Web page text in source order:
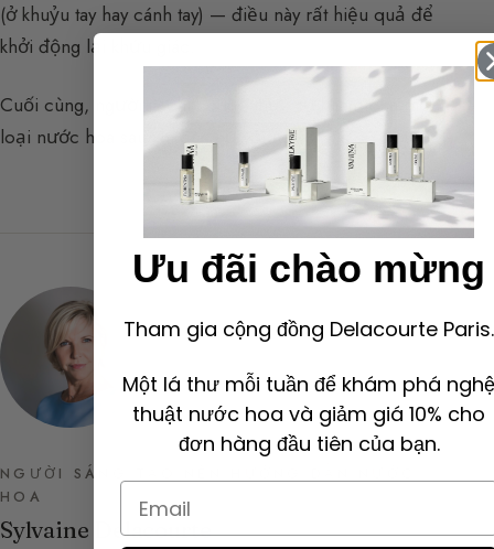
(ở khuỷu tay hay cánh tay) — điều này rất hiệu quả để
khởi động lại khứu giác.
Cuối cùng, người ta chỉ có thể thực sự khám phá một
loại nước hoa sau khi đã ngủ với nó.
NGƯỜI SÁNG TẠO NÊN HƯỚNG DẪN NƯỚC
HOA
Sylvaine Delacourte
Ưu đãi chào mừng
Tham gia cộng đồng Delacourte Paris.
Một lá thư mỗi tuần để khám phá nghệ
thuật nước hoa và giảm giá 10% cho
đơn hàng đầu tiên của bạn.
Email